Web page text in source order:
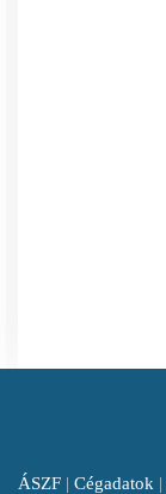
ÁSZF | Cégadatok |